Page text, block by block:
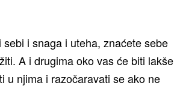
i snaga i uteha, znaćete sebe
A i drugima oko vas će biti lakše
u njima i razočaravati se ako ne